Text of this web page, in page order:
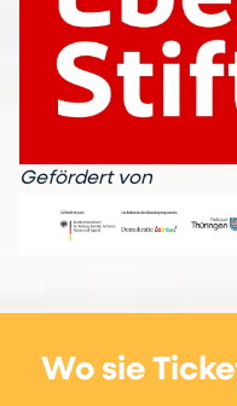
Gefördert von
Wo sie